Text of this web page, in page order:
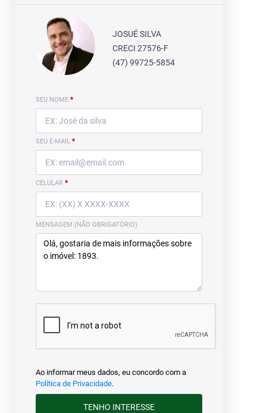
JOSUÉ SILVA
CRECI 27576-F
(47) 99725-5854
SEU NOME *
SEU E-MAIL *
CELULAR *
MENSAGEM (NÃO OBRIGATÓRIO)
Ao informar meus dados, eu concordo com a
Política de Privacidade.
TENHO INTERESSE